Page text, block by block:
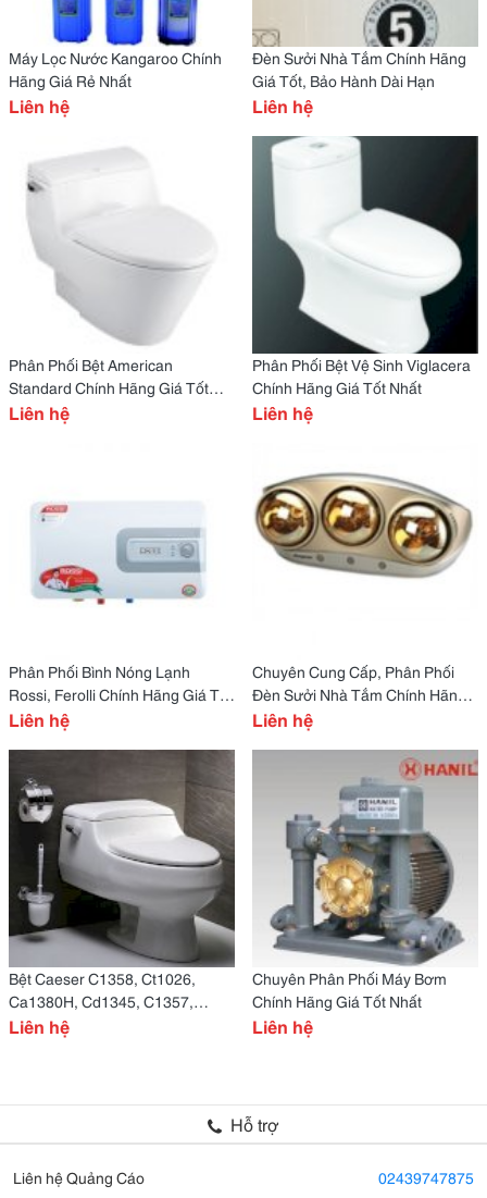
Máy Lọc Nước Kangaroo Chính
Hãng Giá Rẻ Nhất
Liên hệ
Đèn Sưởi Nhà Tắm Chính Hãng
Giá Tốt, Bảo Hành Dài Hạn
Liên hệ
Phân Phối Bệt American
Standard Chính Hãng Giá Tốt
Nhất
Liên hệ
Phân Phối Bệt Vệ Sinh Viglacera
Chính Hãng Giá Tốt Nhất
Liên hệ
Phân Phối Bình Nóng Lạnh
Rossi, Ferolli Chính Hãng Giá Tốt
Nhất
Liên hệ
Chuyên Cung Cấp, Phân Phối
Đèn Sưởi Nhà Tắm Chính Hãng
Giá Tốt Nhất
Liên hệ
Bệt Caeser C1358, Ct1026,
Ca1380H, Cd1345, C1357,
Cds1338, Cd1340, Cd1376
Liên hệ
Chuyên Phân Phối Máy Bơm
Chính Hãng Giá Tốt Nhất
Liên hệ
Hỗ trợ
Liên hệ Quảng Cáo 02439747875